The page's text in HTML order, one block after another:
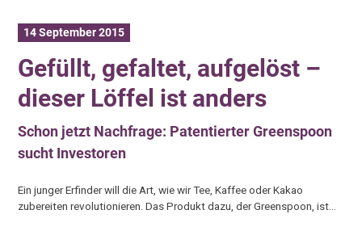
14 September 2015
Gefüllt, gefaltet, aufgelöst –
dieser Löffel ist anders
Schon jetzt Nachfrage: Patentierter Greenspoon
sucht Investoren
Ein junger Erfinder will die Art, wie wir Tee, Kaffee oder Kakao
zubereiten revolutionieren. Das Produkt dazu, der Greenspoon, ist…